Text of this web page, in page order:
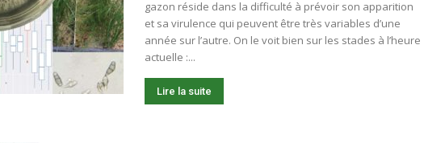
gazon réside dans la difficulté à prévoir son apparition
et sa virulence qui peuvent être très variables d’une
année sur l’autre. On le voit bien sur les stades à l’heure
actuelle :...
Lire la suite